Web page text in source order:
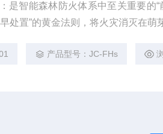
是智能森林防火体系中至关重要的
处置”的黄金法则，将火灾消灭在萌
产品型号：JC-FHs